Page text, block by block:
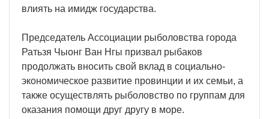
влиять на имидж государства.
Председатель Ассоциации рыболовства города
Ратьзя Чыонг Ван Нгы призвал рыбаков
продолжать вносить свой вклад в социально-
экономическое развитие провинции и их семьи, а
также осуществлять рыболовство по группам для
оказания помощи друг другу в море.